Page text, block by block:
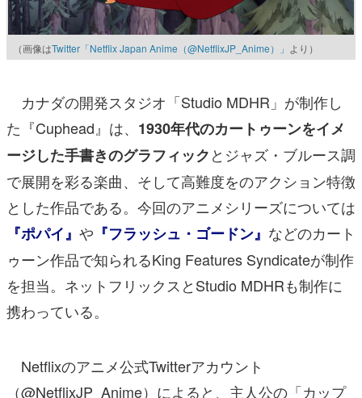
（画像はTwitter「Netflix Japan Anime（@NetflixJP_Anime）」 より）
カナダの開発スタジオ「Studio MDHR」が制作し
た『Cuphead』は、 1930年代のカートゥーンをイメ
ージした手書きのグラフィックとジャズ・ブルース調
で展開を彩る楽曲、そして高難度をのアクション特徴
とした作品である。今回のアニメシリーズについては
『ポパイ』 や 『フラッシュ・ゴードン』 などのカート
ゥーン作品で知られるKing Features Syndicateが制作
を担当。ネットフリックスとStudio MDHRも制作に
携わっている。
Netflixのアニメ公式Twitterアカウント
（@NetflixJP_Anime）によると、主人公の「カップ